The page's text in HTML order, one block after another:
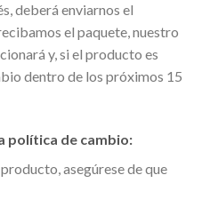
deberá enviarnos el
el paquete, nuestro
y, si el producto es
dentro de los próximos 15
política de cambio:
asegúrese de que